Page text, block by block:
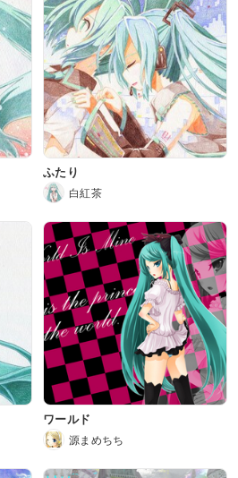
ふたり
白紅茶
ワールド
源まめちち